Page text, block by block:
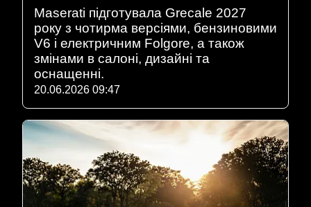
Maserati підготувала Grecale 2027
року з чотирма версіями, бензиновими
V6 і електричним Folgore, а також
змінами в салоні, дизайні та
оснащенні.
20.06.2026 09:47